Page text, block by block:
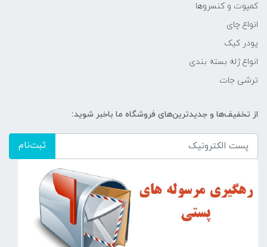
کمپوت و کنسروها
انواع چای
پودر کیک
انواع ژله بسته بندی
ترشی جات
از تخفیف‌ها و جدیدترین‌های فروشگاه ما باخبر شوید:
ثبت‌نام